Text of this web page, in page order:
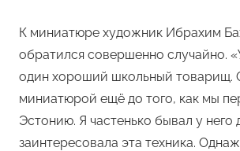
К миниатюре художник Ибрахим
обратился совершенно случайно.
один хороший школьный товарищ.
миниатюрой ещё до того, как мы
Эстонию. Я частенько бывал у него
заинтересовала эта техника.